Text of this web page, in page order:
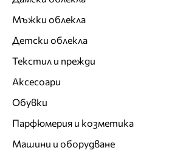
Мъжки облекла
Детски облекла
Текстил и прежди
Аксесоари
Обувки
Парфюмерия и козметика
Машини и оборудване